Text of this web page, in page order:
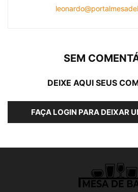
SEM
DEIXE AQUI SEUS
FAÇA LOGIN PARA DEIXAR